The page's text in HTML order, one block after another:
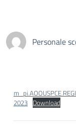
Personale
2023 Download